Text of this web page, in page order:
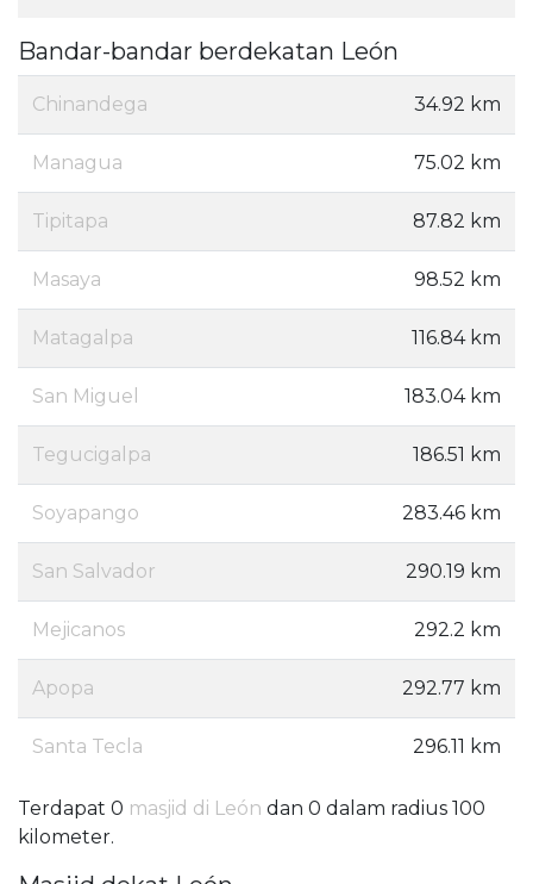
Bandar-bandar berdekatan León
Chinandega 34.92 km
Managua 75.02 km
Tipitapa 87.82 km
Masaya 98.52 km
Matagalpa 116.84 km
San Miguel 183.04 km
Tegucigalpa 186.51 km
Soyapango 283.46 km
San Salvador 290.19 km
Mejicanos 292.2 km
Apopa 292.77 km
Santa Tecla 296.11 km
Terdapat 0 masjid di León dan 0 dalam radius 100
kilometer.